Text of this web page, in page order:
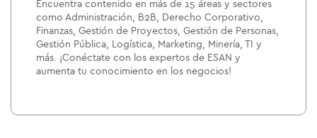
Encuentra contenido en más de 15 áreas y sectores
como Administración, B2B, Derecho Corporativo,
Finanzas, Gestión de Proyectos, Gestión de Personas,
Gestión Pública, Logística, Marketing, Minería, TI y
más. ¡Conéctate con los expertos de ESAN y
aumenta tu conocimiento en los negocios!